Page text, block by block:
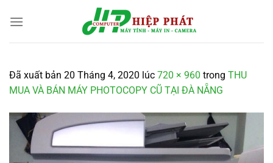
đến
Đã xuất bản 20 Tháng 4, 2020 lúc 720 × 960 trong THU
MUA VÀ BÁN MÁY PHOTOCOPY CŨ TẠI ĐÀ NẴNG